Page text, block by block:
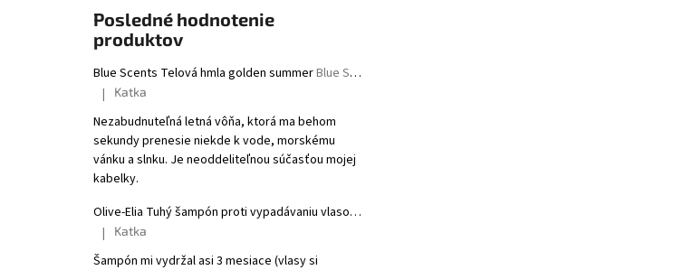
Posledné hodnotenie
produktov
Blue Scents Telová hmla golden summerBlue Scents Body mist golden summer
Hodnotenie produktu je 5 z 5 hviezdičiek.
| Katka
Nezabudnuteľná letná vôňa, ktorá ma behom
sekundy prenesie niekde k vode, morskému
vánku a slnku. Je neoddeliteľnou súčasťou mojej
kabelky.
Olive-Elia Tuhý šampón proti vypadávaniu vlasov s bielym čajom
Hodnotenie produktu je 5 z 5 hviezdičiek.
| Katka
Šampón mi vydržal asi 3 mesiace (vlasy si